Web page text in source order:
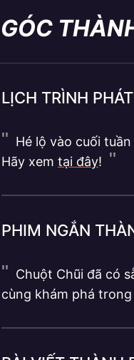
GÓC
LỊCH TRÌNH
Hé lộ vào cuối
Hãy xem tại đây!
PHIM NGẮN
Chuột Chũi đã có
cùng khám phá